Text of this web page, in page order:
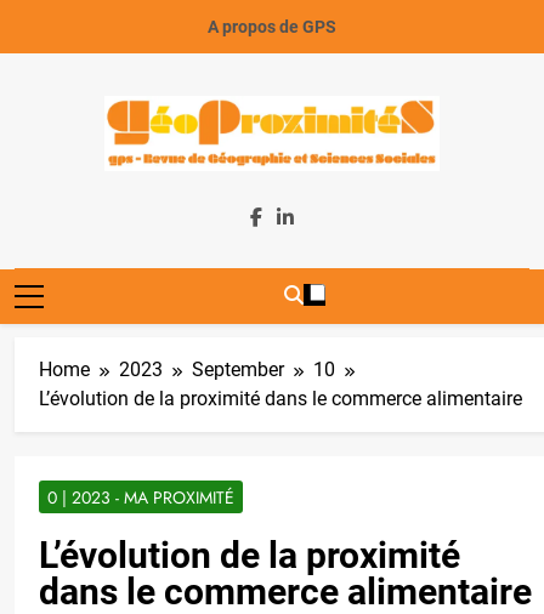
A propos de GPS
GeoProximiteS
Home 2023 September
10
L’évolution de la proximité dans le commerce alimentaire
0 | 2023 - MA PROXIMITÉ
L’évolution de la proximité
dans le commerce alimentaire